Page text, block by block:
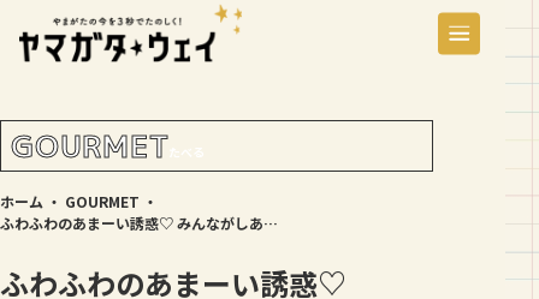
GOURMETたべる
ホーム ・ GOURMET ・
ふわふわのあまーい誘惑♡ みんながしあわせになれるクレープカフェ
ふわふわのあまーい誘惑♡